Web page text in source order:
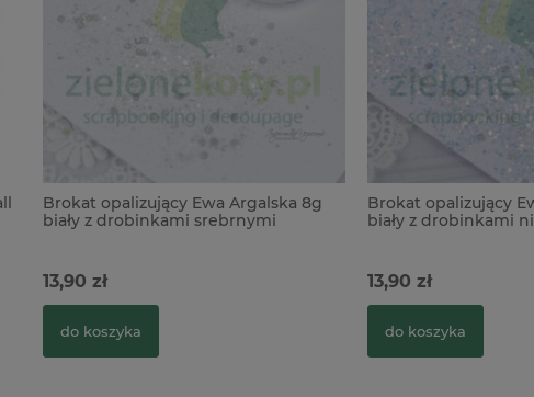
Brokat opalizujący Ewa Argalska 8g
biały z drobinkami srebrnymi
13,90 zł
do koszyka
Brokat opalizujący
biały z drobinkami
13,90 zł
do koszyka